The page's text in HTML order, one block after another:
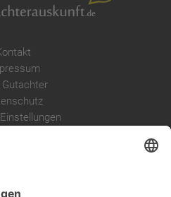
Gutachter